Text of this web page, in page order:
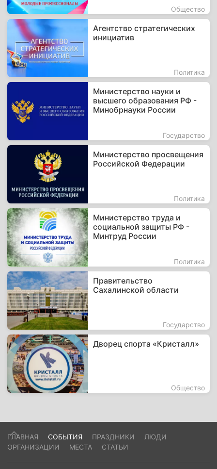
Общество
Агентство стратегических
инициатив
Политика
Министерство науки и
высшего образования РФ -
Минобрнауки России
Государство
Министерство просвещения
Российской Федерации
Политика
Министерство труда и
социальной защиты РФ -
Минтруд России
Политика
Правительство
Сахалинской области
Государство
Дворец спорта «Кристалл»
Общество
ГЛАВНАЯ СОБЫТИЯ ПРАЗДНИКИ
ЛЮДИ
ОРГАНИЗАЦИИ
МЕСТА СТАТЬИ